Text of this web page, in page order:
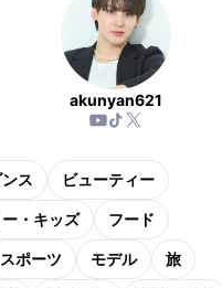
akunyan621
ス ビューティー
・キッズ フード
スポーツ モデル 旅